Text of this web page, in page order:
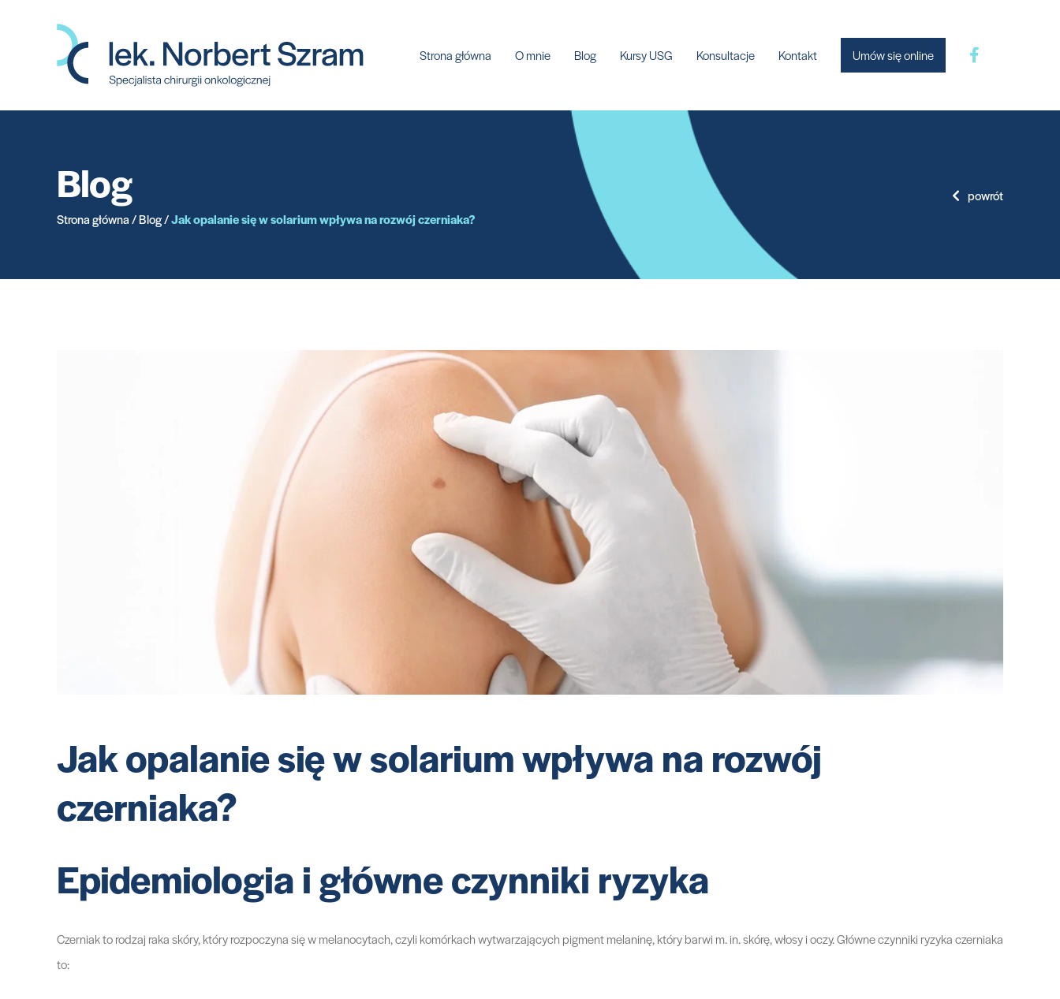
Strona główna O mnie Blog Kursy USG Konsultacje Kontakt Umów się online
Blog
Strona główna/Blog/Jak opalanie się w solarium wpływa na rozwój czerniaka?
powrót
Jak opalanie się w solarium wpływa na rozwój
czerniaka?
Epidemiologia i główne czynniki ryzyka
Czerniak to rodzaj raka skóry, który rozpoczyna się w melanocytach, czyli komórkach wytwarzających pigment melaninę, który barwi m. in. skórę, włosy i oczy. Główne czynniki ryzyka czerniaka
to: